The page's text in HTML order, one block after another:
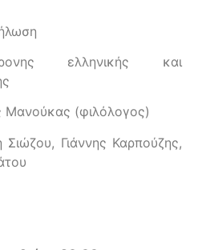
ελληνικής και
Μανούκας (φιλόλογος)
Γιάννης Καρπούζης,